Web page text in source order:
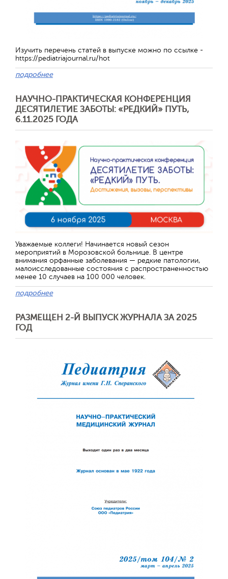
Изучить перечень статей в выпуске можно по ссылке -
https://pediatriajournal.ru/hot
подробнее
НАУЧНО-ПРАКТИЧЕСКАЯ КОНФЕРЕНЦИЯ
ДЕСЯТИЛЕТИЕ ЗАБОТЫ: «РЕДКИЙ» ПУТЬ,
6.11.2025 ГОДА
Уважаемые коллеги! Начинается новый сезон
мероприятий в Морозовской больнице. В центре
внимания орфанные заболевания — редкие патологии,
малоисследованные состояния с распространенностью
менее 10 случаев на 100 000 человек.
подробнее
РАЗМЕЩЕН 2-Й ВЫПУСК ЖУРНАЛА ЗА 2025
ГОД